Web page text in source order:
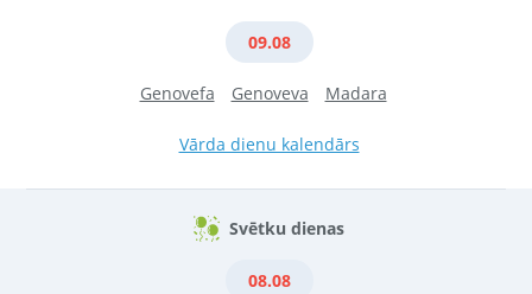
09.08
Genovefa Genoveva Madara
Vārda dienu kalendārs
Svētku dienas
08.08